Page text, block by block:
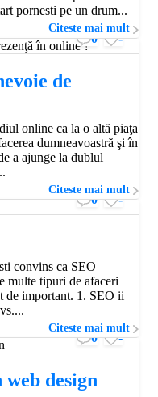
pornesti pe un drum...
Citeste mai mult
0 -
de
online ca la o altă piaţa
dumneavoastră şi în
a ajunge la dublul
Citeste mai mult
0 -
convins ca SEO
multe tipuri de afaceri
de important. 1. SEO ii
Citeste mai mult
0 -
design